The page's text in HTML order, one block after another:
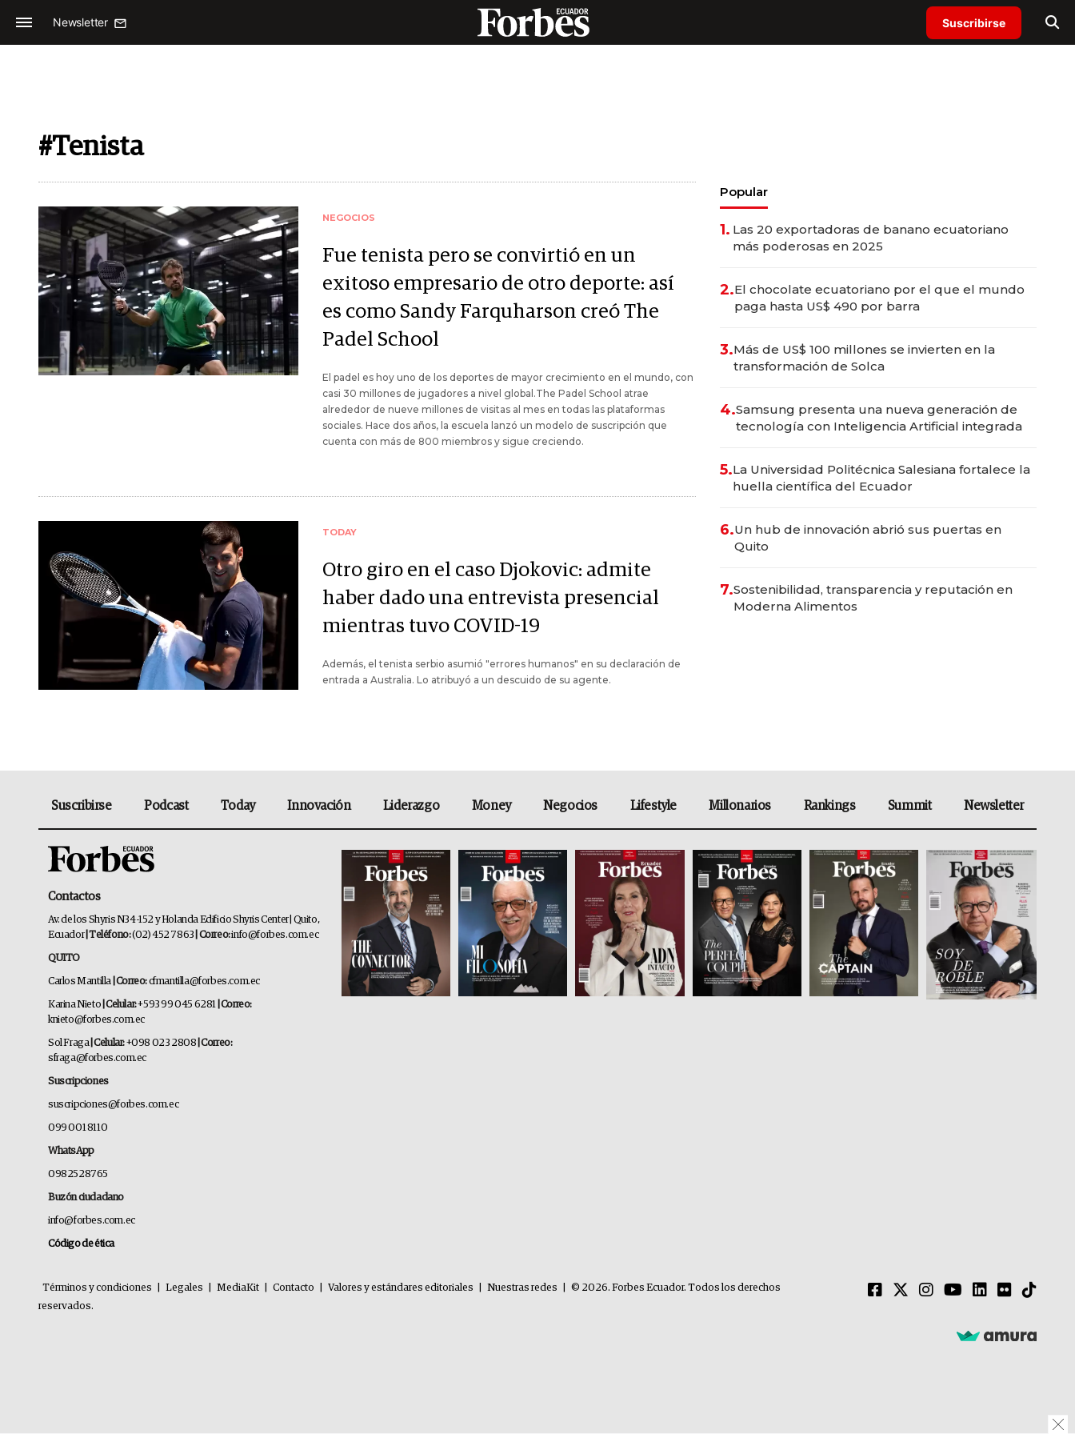
Newsletter Suscribirse
#Tenista
NEGOCIOS
Fue tenista pero se convirtió en un
exitoso empresario de otro deporte: así
es como Sandy Farquharson creó The
Padel School
El padel es hoy uno de los deportes de mayor crecimiento en el mundo, con
casi 30 millones de jugadores a nivel global.The Padel School atrae
alrededor de nueve millones de visitas al mes en todas las plataformas
sociales. Hace dos años, la escuela lanzó un modelo de suscripción que
cuenta con más de 800 miembros y sigue creciendo.
TODAY
Otro giro en el caso Djokovic: admite
haber dado una entrevista presencial
mientras tuvo COVID-19
Además, el tenista serbio asumió "errores humanos" en su declaración de
entrada a Australia. Lo atribuyó a un descuido de su agente.
Popular
1. Las 20 exportadoras de banano ecuatoriano
más poderosas en 2025
2.El chocolate ecuatoriano por el que el mundo
paga hasta US$ 490 por barra
3.Más de US$ 100 millones se invierten en la
transformación de Solca
4.Samsung presenta una nueva generación de
tecnología con Inteligencia Artificial integrada
5.La Universidad Politécnica Salesiana fortalece la
huella científica del Ecuador
6.Un hub de innovación abrió sus puertas en
Quito
7.Sostenibilidad, transparencia y reputación en
Moderna Alimentos
Suscribirse Podcast Today Innovación Liderazgo Money Negocios Lifestyle Millonarios Rankings Summit Newsletter
Contactos
Av. de los Shyris N34-152 y Holanda Edificio Shyris Center | Quito,
Ecuador | Teléfono:(02) 452 7863 | Correo:info@forbes.com.ec
QUITO
Carlos Mantilla | Correo:cfmantilla@forbes.com.ec
Karina Nieto | Celular:+593 99 045 6281 | Correo:
knieto@forbes.com.ec
Sol Fraga| Celular:+098 023 2808 | Correo:
sfraga@forbes.com.ec
Suscripciones
suscripciones@forbes.com.ec
099 001 8110
WhatsApp
0982528765
Buzón ciudadano
info@forbes.com.ec
Código de ética
Términos y condiciones Legales MediaKit Contacto Valores y estándares editoriales Nuestras redes
© 2026. Forbes Ecuador. Todos los derechos
reservados.